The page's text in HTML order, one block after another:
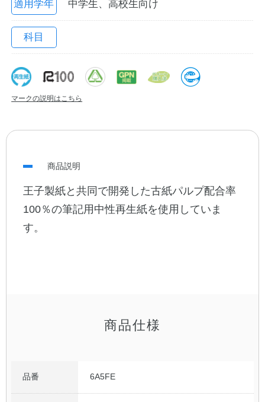
教職員の皆さまへ
適用学年 中学生、高校生向け
科目
マークの説明はこちら
商品説明
王子製紙と共同で開発した古紙パルプ配合率
100％の筆記用中性再生紙を使用していま
す。
商品仕様
品番 6A5FE